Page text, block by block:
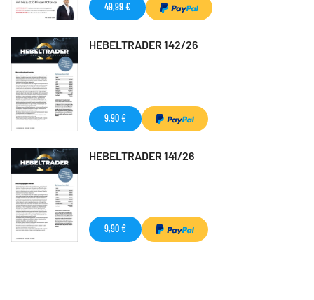
49,99 €
HEBELTRADER 142/26
9,90 €
HEBELTRADER 141/26
9,90 €